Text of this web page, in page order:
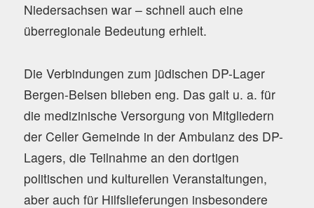
Niedersachsen war – schnell auch eine
überregionale Bedeutung erhielt.
Die Verbindungen zum jüdischen DP-Lager
Bergen-Belsen blieben eng. Das galt u. a. für
die medizinische Versorgung von Mitgliedern
der Celler Gemeinde in der Ambulanz des DP-
Lagers, die Teilnahme an den dortigen
politischen und kulturellen Veranstaltungen,
aber auch für Hilfslieferungen insbesondere